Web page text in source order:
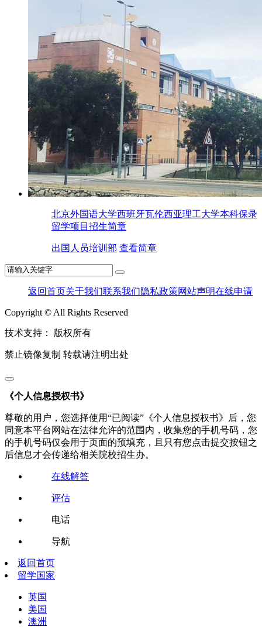
北京外国语大学西班牙瓦伦西亚理工大学本科保录
留学项目招生简章
出国人员培训部 查看简章
返回首页关于我们联系我们隐私政策网站声明在线申请
Copyright © All Rights Reserved
技术支持： 版权所有
禁止镜像复制 转载请注明出处
《个人信息授权书》
尊敬的用户，您选择使用“已阅读”《个人信息授权书》后，您
同意本平台网站在法律允许的范围内，收集您的手机号码，您
的手机号码仅会用于页面的预填充，且只有您点击提交按钮之
后信息才会传递给相关院校招生办。
在线解答
评估
电话
导航
返回首页
留学国家
英国
美国
澳洲